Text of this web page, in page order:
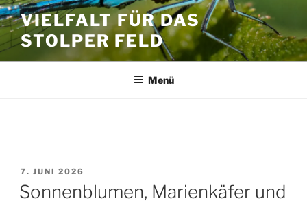
Zum
Inhalt
springen
VIELFALT FÜR DAS
STOLPER FELD
Menü
VERÖFFENTLICHT
AM
7. JUNI 2026
Sonnenblumen, Marienkäfer und